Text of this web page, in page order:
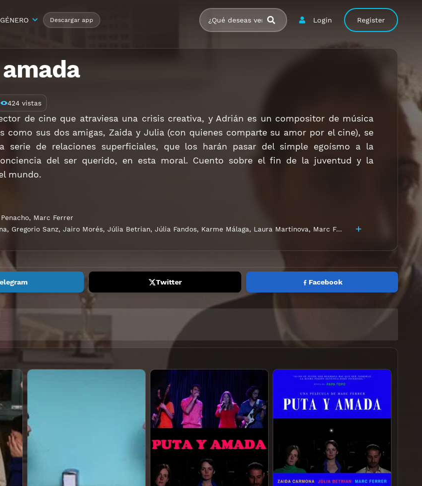
Login Register
GÉNERO Descargar app
424 vistas
de cine que atraviesa una crisis creativa, y Adrián es un compositor de música
como sus dos amigas, Zaida y Julia (con quienes comparte su amor por el cine), se
serie de relaciones superficiales, que los harán pasar del simple egoísmo a la
del ser querido, en esta moral. Cuento sobre el fin de la juventud y la
mundo.
, Marc Ferrer
, Gregorio Sanz, Jairo Morés, Júlia Betrian, Júlia Fandos, Karme Málaga, Laura Martinova, Marc Ferrer
Twitter Facebook